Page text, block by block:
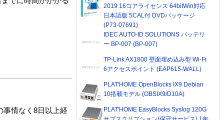
事情なく8日以上経
2019 16コアライセンス 64bitWin対応
日本語版 5CAL付 DVDパッケージ
(P73-07691)
IDEC AUTO-ID SOLUTIONS バッテリ
ー BP-007 (BP-007)
TP-Link AX1800 壁面埋め込み型 Wi-Fi
6アクセスポイント (EAP615-WALL)
PLAT'HOME OpenBlocks IX9 Debian
10搭載モデル (OBSIX9/D10A)
PLAT'HOME EasyBlocks Syslog 120G